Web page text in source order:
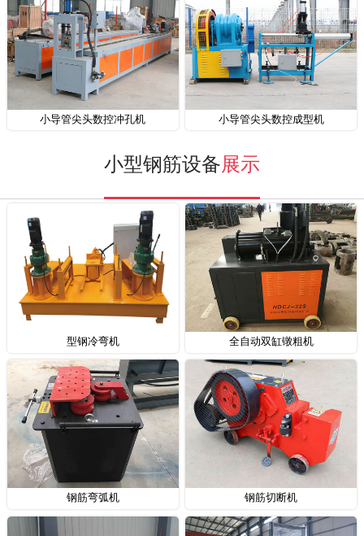
小导管尖头数控冲孔机 小导管尖头数控成型机
小型钢筋设备展示
型钢冷弯机 全自动双缸镦粗机
钢筋弯弧机 钢筋切断机